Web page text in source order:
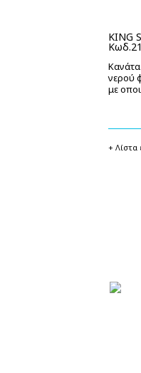
KING
νερού
με
+ Λίστα